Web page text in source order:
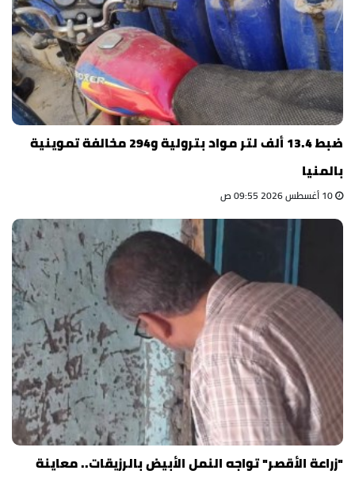
ضبط 13.4 ألف لتر مواد بترولية و294 مخالفة تموينية
بالمنيا
"زراعة الأقصر" تواجه النمل الأبيض بالرزيقات.. معاينة